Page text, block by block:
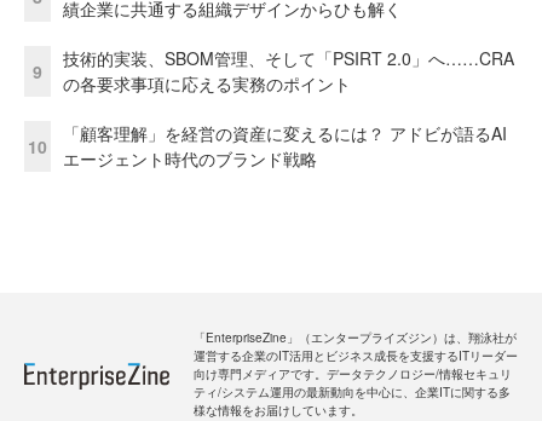
績企業に共通する組織デザインからひも解く
9
技術的実装、SBOM管理、そして「PSIRT 2.0」へ……CRA
の各要求事項に応える実務のポイント
10
「顧客理解」を経営の資産に変えるには？ アドビが語るAI
エージェント時代のブランド戦略
「EnterpriseZine」（エンタープライズジン）は、翔泳社が
運営する企業のIT活用とビジネス成長を支援するITリーダー
向け専門メディアです。データテクノロジー/情報セキュリ
ティ/システム運用の最新動向を中心に、企業ITに関する多
様な情報をお届けしています。